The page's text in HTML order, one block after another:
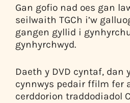
Gan gofio nad oes gan
seilwaith TGCh i’w
gangen gyllid i
gynhyrchwyd.
Daeth y DVD cyntaf, dan
cynnwys pedair ffilm fer
cerddorion traddodiadol